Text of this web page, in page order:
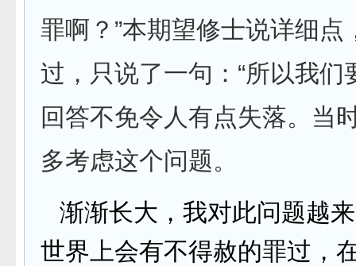
罪啊？”本期望修士说详细点
过，只说了一句：“所以我们
回答不免令人有点失落。当
多考虑这个问题。
渐渐长大，我对此问题越
世界上会有不得赦的罪过，